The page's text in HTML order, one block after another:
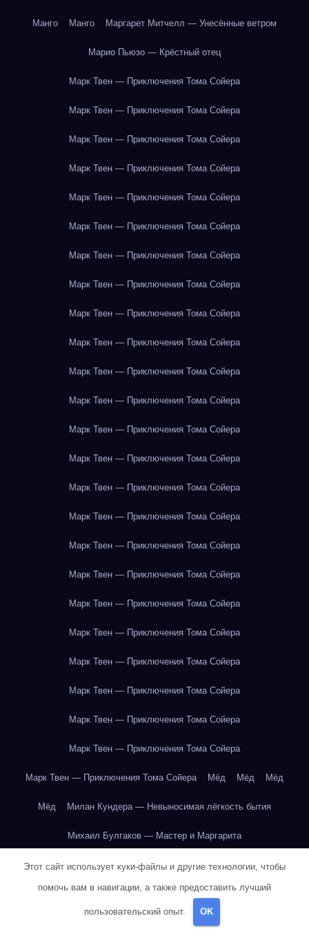
Манго Манго Маргарет Митчелл — Унесённые ветром
Марио Пьюзо — Крёстный отец
Марк Твен — Приключения Тома Сойера
Марк Твен — Приключения Тома Сойера
Марк Твен — Приключения Тома Сойера
Марк Твен — Приключения Тома Сойера
Марк Твен — Приключения Тома Сойера
Марк Твен — Приключения Тома Сойера
Марк Твен — Приключения Тома Сойера
Марк Твен — Приключения Тома Сойера
Марк Твен — Приключения Тома Сойера
Марк Твен — Приключения Тома Сойера
Марк Твен — Приключения Тома Сойера
Марк Твен — Приключения Тома Сойера
Марк Твен — Приключения Тома Сойера
Марк Твен — Приключения Тома Сойера
Марк Твен — Приключения Тома Сойера
Марк Твен — Приключения Тома Сойера
Марк Твен — Приключения Тома Сойера
Марк Твен — Приключения Тома Сойера
Марк Твен — Приключения Тома Сойера
Марк Твен — Приключения Тома Сойера
Марк Твен — Приключения Тома Сойера
Марк Твен — Приключения Тома Сойера
Марк Твен — Приключения Тома Сойера
Марк Твен — Приключения Тома Сойера
Марк Твен — Приключения Тома Сойера Мёд Мёд Мёд
Мёд Милан Кундера — Невыносимая лёгкость бытия
Михаил Булгаков — Мастер и Маргарита
Михаил Булгаков — Мастер и Маргарита
Михаил Булгаков — Мастер и Маргарита
Михаил Булгаков — Мастер и Маргарита
Этот сайт использует куки-файлы и другие технологии, чтобы
помочь вам в навигации, а также предоставить лучший
пользовательский опыт. OK